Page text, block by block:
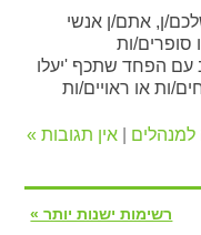
ן, אתם/ן אנשי
סופרים/ות
עם הפחד שתכף 'יעלו
ות או ראויים/ות
למנהלים |אין תגובות »
רשימות ישנות יותר »